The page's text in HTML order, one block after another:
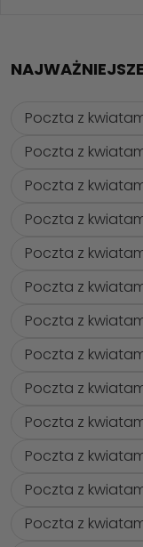
Poczta z
Poczta z
Poczta z
Poczta z
Poczta z
Poczta z
Poczta z
Poczta z
Poczta z
Poczta z
Poczta z
Poczta z
Poczta z